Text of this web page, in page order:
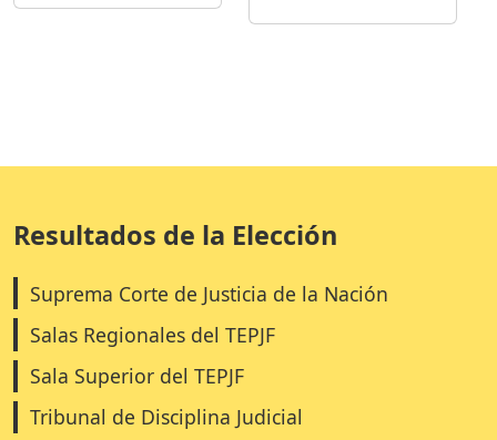
Resultados de la Elección
Suprema Corte de Justicia de la Nación
Salas Regionales del TEPJF
Sala Superior del TEPJF
Tribunal de Disciplina Judicial